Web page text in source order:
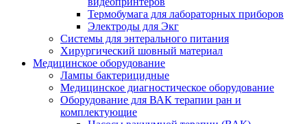
Термобумага для лабораторных приборов
Электроды для Экг
Системы для энтерального питания
Хирургический шовный материал
Медицинское оборудование
Лампы бактерицидные
Медицинское диагностическое оборудование
Оборудование для ВАК терапии ран и
комплектующие